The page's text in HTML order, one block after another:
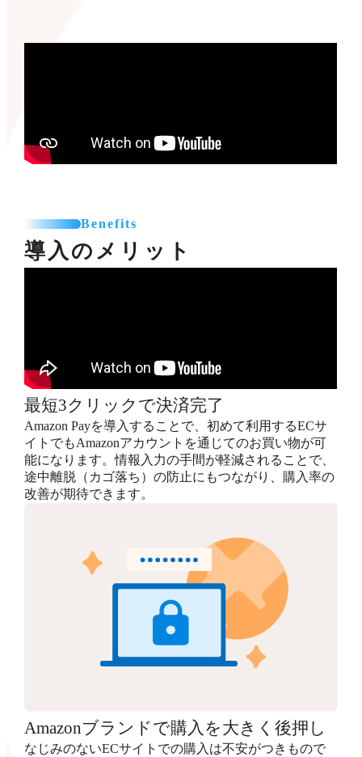
Benefits
導入のメリット
最短3クリックで決済完了
Amazon Payを導入することで、初めて利用するECサ
イトでもAmazonアカウントを通じてのお買い物が可
能になります。情報入力の手間が軽減されることで、
途中離脱（カゴ落ち）の防止にもつながり、購入率の
改善が期待できます。
Amazonブランドで購入を大きく後押し
なじみのないECサイトでの購入は不安がつきもので